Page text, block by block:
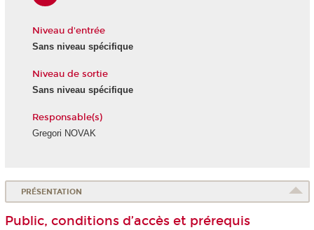
Niveau d'entrée
Sans niveau spécifique
Niveau de sortie
Sans niveau spécifique
Responsable(s)
Gregori NOVAK
PRÉSENTATION
Public, conditions d’accès et prérequis